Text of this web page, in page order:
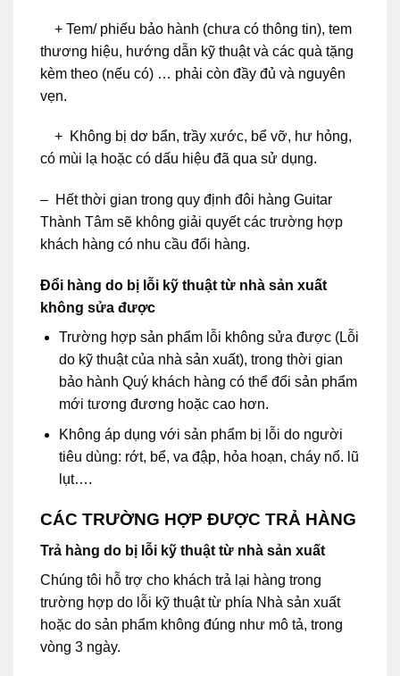
+ Tem/ phiếu bảo hành (chưa có thông tin), tem
thương hiệu, hướng dẫn kỹ thuật và các quà tặng
kèm theo (nếu có) … phải còn đầy đủ và nguyên
vẹn.
+ Không bị dơ bẩn, trầy xước, bể vỡ, hư hỏng,
có mùi lạ hoặc có dấu hiệu đã qua sử dụng.
– Hết thời gian trong quy định đôi hàng Guitar
Thành Tâm sẽ không giải quyết các trường hợp
khách hàng có nhu cầu đổi hàng.
Đổi hàng do bị lỗi kỹ thuật từ nhà sản xuất
không sửa được
Trường hợp sản phẩm lỗi không sửa được (Lỗi
do kỹ thuật của nhà sản xuất), trong thời gian
bảo hành Quý khách hàng có thể đổi sản phẩm
mới tương đương hoặc cao hơn.
Không áp dụng với sản phẩm bị lỗi do người
tiêu dùng: rớt, bể, va đập, hỏa hoạn, cháy nổ. lũ
lụt….
CÁC TRƯỜNG HỢP ĐƯỢC TRẢ HÀNG
Trả hàng do bị lỗi kỹ thuật từ nhà sản xuất
Chúng tôi hỗ trợ cho khách trả lại hàng trong
trường hợp do lỗi kỹ thuật từ phía Nhà sản xuất
hoặc do sản phẩm không đúng như mô tả, trong
vòng 3 ngày.